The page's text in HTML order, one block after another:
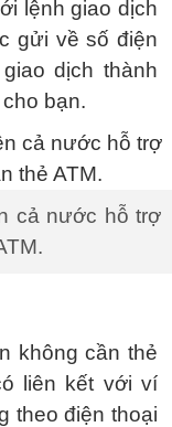
lệnh giao dịch
gửi về số điện
dịch thành
bạn.
cả nước hỗ trợ
không cần thẻ
liên kết với ví
theo điện thoại